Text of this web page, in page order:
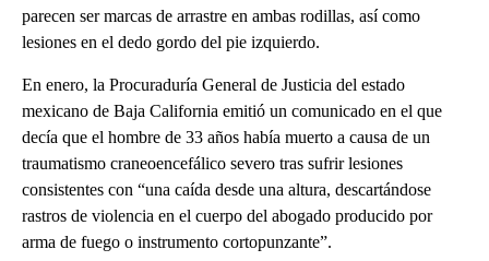
parecen ser marcas de arrastre en ambas rodillas, así como
lesiones en el dedo gordo del pie izquierdo.
En enero, la Procuraduría General de Justicia del estado
mexicano de Baja California emitió un comunicado en el que
decía que el hombre de 33 años había muerto a causa de un
traumatismo craneoencefálico severo tras sufrir lesiones
consistentes con “una caída desde una altura, descartándose
rastros de violencia en el cuerpo del abogado producido por
arma de fuego o instrumento cortopunzante”.